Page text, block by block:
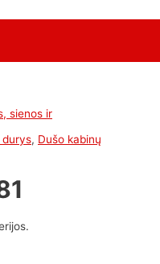
sienos ir
durys, Dušo kabinų